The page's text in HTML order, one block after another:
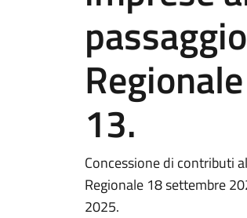
13.
Concessione di contributi
Regionale 18 settembre
2025.